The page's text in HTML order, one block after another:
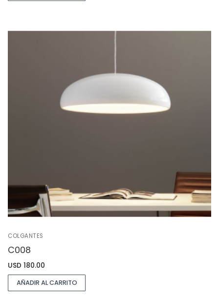
COLGANTES
C008
USD 180.00
AÑADIR AL CARRITO